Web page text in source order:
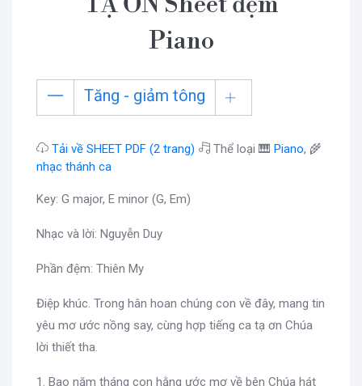
Piano
Tăng - giảm tông
Tải về SHEET PDF (2 trang) Thể loại 🎹 Piano, 🌾
nhạc thánh ca
Key: G major, E minor (G, Em)
Nhạc và lời: Nguyễn Duy
Phần đệm: Thiên My
Điệp khúc. Trong hân hoan chúng con về đây, mang tin
yêu mơ ước nồng say, cùng hợp tiếng ca tạ ơn Chúa
lời thiết tha.
1. Bao năm tháng con hằng ước mơ về bên Chúa hát